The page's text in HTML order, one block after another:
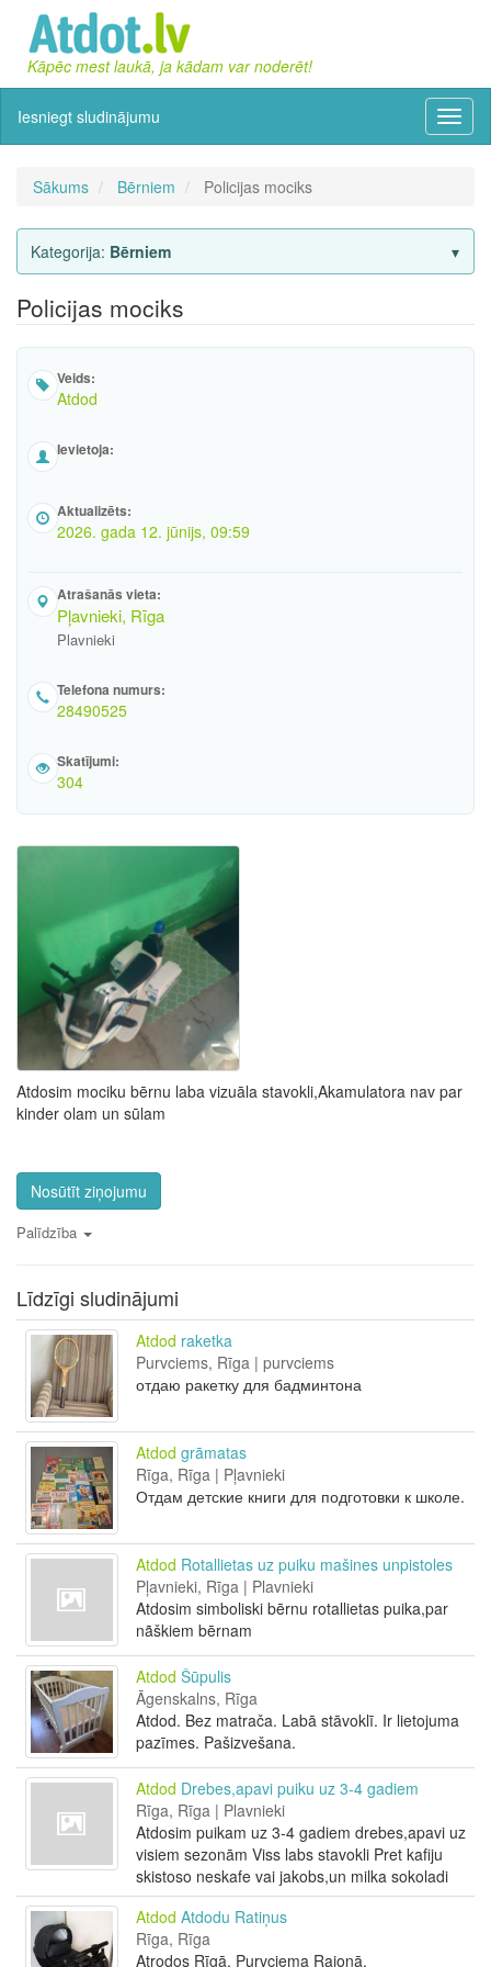
Kāpēc mest laukā, ja kādam var noderēt!
Iesniegt sludinājumu
Sākums Bērniem Policijas mociks
Kategorija: Bērniem
Policijas mociks
Veids:
Atdod
Ievietoja:
Aktualizēts:
2026. gada 12. jūnijs, 09:59
Atrašanās vieta:
Pļavnieki, Rīga
Plavnieki
Telefona numurs:
28490525
Skatījumi:
304
Atdosim mociku bērnu laba vizuāla stavokli,Akamulatora nav par
kinder olam un sūlam
Nosūtīt ziņojumu
Palīdzība
Līdzīgi sludinājumi
Atdod raketka
Purvciems, Rīga | purvciems
отдаю ракетку для бадминтона
Atdod grāmatas
Rīga, Rīga | Pļavnieki
Отдам детские книги для подготовки к школе.
Atdod Rotallietas uz puiku mašines unpistoles
Pļavnieki, Rīga | Plavnieki
Atdosim simboliski bērnu rotallietas puika,par
nãškiem bērnam
Atdod Šūpulis
Āgenskalns, Rīga
Atdod. Bez matrača. Labā stāvoklī. Ir lietojuma
pazīmes. Pašizvešana.
Atdod Drebes,apavi puiku uz 3-4 gadiem
Rīga, Rīga | Plavnieki
Atdosim puikam uz 3-4 gadiem drebes,apavi uz
visiem sezonām Viss labs stavokli Pret kafiju
skistoso neskafe vai jakobs,un milka sokoladi
Atdod Atdodu Ratiņus
Rīga, Rīga
Atrodos Rīgā, Purvciema Rajonā.